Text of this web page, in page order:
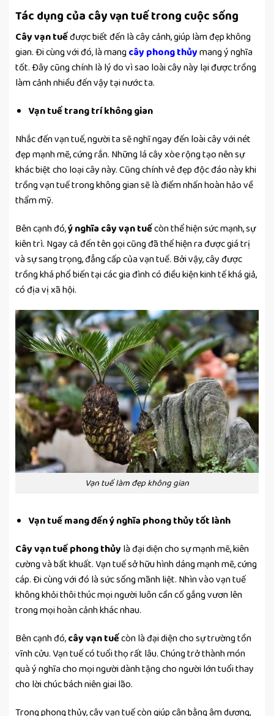
Tác dụng của cây vạn tuế trong cuộc sống
Cây vạn tuếđược biết đến là cây cảnh, giúp làm đẹp không
gian. Đi cùng với đó, là mangcây phong thủymang ý nghĩa
tốt. Đây cũng chính là lý do vì sao loài cây này lại được trồng
làm cảnh nhiều đến vậy tại nước ta.
Vạn tuế trang trí không gian
Nhắc đến vạn tuế, người ta sẽ nghĩ ngay đến loài cây với nét
đẹp mạnh mẽ, cứng rắn. Những lá cây xòe rộng tạo nên sự
khác biệt cho loại cây này. Cũng chính vẻ đẹp độc đáo này khi
trồng vạn tuế trong không gian sẽ là điểm nhấn hoàn hảo về
thẩm mỹ.
Bên cạnh đó,ý nghĩa cây vạn tuếcòn thể hiện sức mạnh, sự
kiên trì. Ngay cả đến tên gọi cũng đã thể hiện ra được giá trị
và sự sang trọng, đẳng cấp của vạn tuế. Bởi vậy, cây được
trồng khá phổ biến tại các gia đình có điều kiện kinh tế khá giả,
có địa vị xã hội.
Vạn tuế làm đẹp không gian
Vạn tuế mang đến ý nghĩa phong thủy tốt lành
Cây vạn tuế phong thủy là đại diện cho sự mạnh mẽ, kiên
cường và bất khuất. Vạn tuế sở hữu hình dáng mạnh mẽ, cứng
cáp. Đi cùng với đó là sức sống mãnh liệt. Nhìn vào vạn tuế
không khỏi thôi thúc mọi người luôn cần cố gắng vươn lên
trong mọi hoàn cảnh khác nhau.
Bên cạnh đó,cây vạn tuếcòn là đại diện cho sự trường tồn
vĩnh cửu. Vạn tuế có tuổi thọ rất lâu. Chúng trở thành món
quà ý nghĩa cho mọi người dành tặng cho người lớn tuổi thay
cho lời chúc bách niên giai lão.
Trong phong thủy, cây vạn tuế còn giúp cân bằng âm dương,